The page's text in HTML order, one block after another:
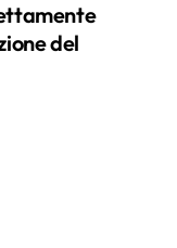
del